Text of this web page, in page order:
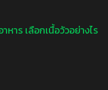
าร เลือกเนื้อวัวอย่างไร